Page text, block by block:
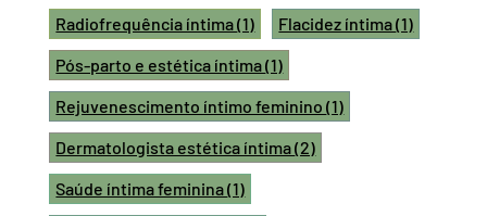
Radiofrequência íntima(1) Flacidez íntima(1)
Pós-parto e estética íntima(1)
Rejuvenescimento íntimo feminino(1)
Dermatologista estética íntima(2)
Saúde íntima feminina(1)